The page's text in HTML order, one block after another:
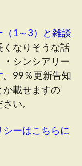
1～3）と雑談
くなりそうな話
・ シンシアリー
。99％更新告知
載せますの
い。
ーはこちらに